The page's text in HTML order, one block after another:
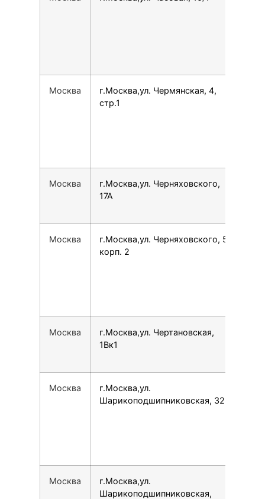
Москва
г.Москва,ул. Чермянская, 4,
стр.1
Москва
г.Москва,ул. Черняховского,
17А
Москва
г.Москва,ул. Черняховского, 5
корп. 2
Москва
г.Москва,ул. Чертановская,
1Вк1
Москва
г.Москва,ул.
Шарикоподшипниковская, 32
Москва
г.Москва,ул.
Шарикоподшипниковская,